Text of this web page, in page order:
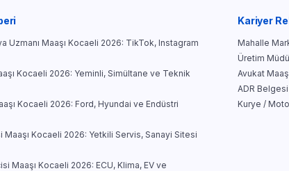
Uzmanı Maaşı Kocaeli 2026: TikTok, Instagram
Kocaeli 2026: Yeminli, Simültane ve Teknik
Kocaeli 2026: Ford, Hyundai ve Endüstri
Maaşı Kocaeli 2026: Yetkili Servis, Sanayi Sitesi
Maaşı Kocaeli 2026: ECU, Klima, EV ve
Kariyer
Mahalle
Üretim
Avukat
ADR Belgesi
Kurye /